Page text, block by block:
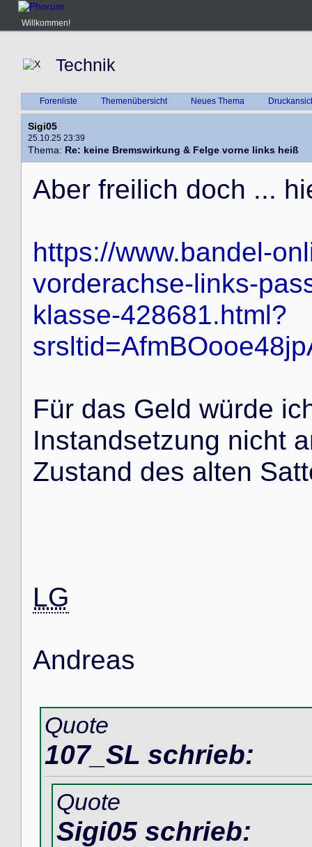
Willkommen!
Technik
Forenliste Themenübersicht Neues Thema
Sigi05
25.10.25 23:39
Thema: Re: keine Bremswirkung & Felge vorne links heiß
Aber freilich doch ... hi
https://www.bandel-
vorderachse-links-
klasse-428681.html?
Für das Geld würde ic
Instandsetzung nicht a
Zustand des alten Satt
LG
Andreas
Quote
107_SL schrieb:
Quote
Sigi05 schrieb: